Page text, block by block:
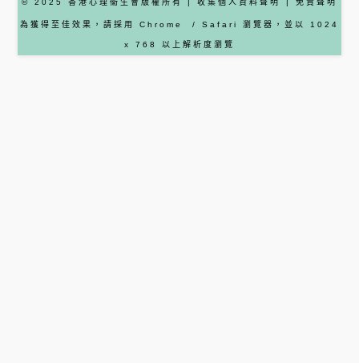
© 2025 香港心理衞生會版權所有 | 收集個人資料聲明 | 免責聲明
為獲得至佳效果，請採用 Chrome / Safari 瀏覽器 ，並以 1024
x 768 以上解析度瀏覽